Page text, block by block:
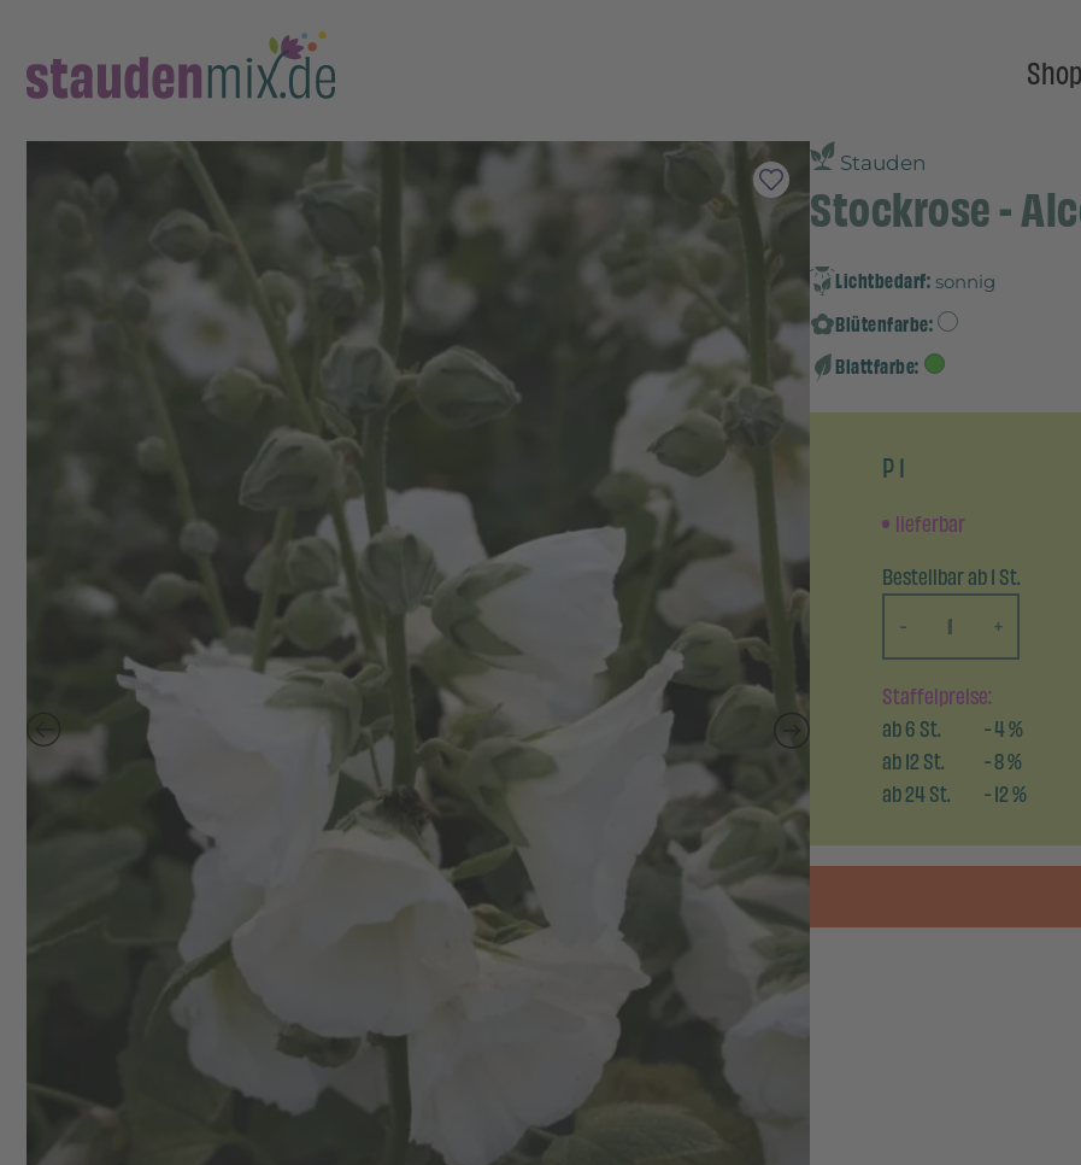
Shop
Stauden
Stockrose -
Lichtbedarf: sonnig
Blütenfarbe:
Blattfarbe:
P 1
lieferbar
Bestellbar ab 1 St.
-
+
Staffelpreise:
ab6St. -4%
ab12St. -8%
ab24St. -12%